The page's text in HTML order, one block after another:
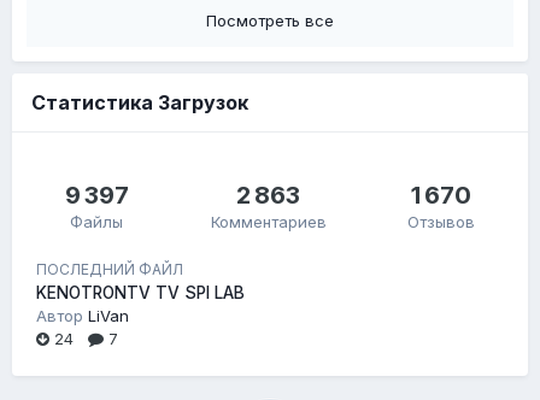
Посмотреть все
Статистика Загрузок
9 397
Файлы
2 863
Комментариев
1 670
Отзывов
ПОСЛЕДНИЙ ФАЙЛ
KENOTRONTV TV SPI LAB
Автор LiVan
24
7